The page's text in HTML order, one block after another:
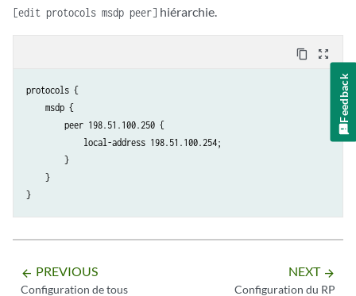
[edit protocols msdp peer] hiérarchie.
content_copy zoom_out_map
protocols {
    msdp {
        peer 198.51.100.250 {
            local-address 198.51.100.254;
        }
    }
arrow_backward PREVIOUS
Configuration de tous
NEXT arrow_forward
Configuration du RP
Feedback